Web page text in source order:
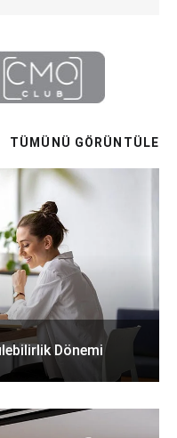
TÜMÜNÜ GÖRÜNTÜLE
Dönemi